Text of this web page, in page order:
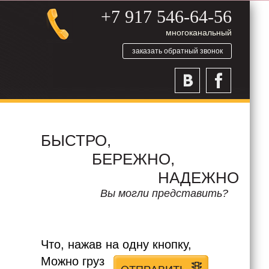
+7 917 546-64-56
многоканальный
заказать обратный звонок
БЫСТРО,
БЕРЕЖНО,
НАДЕЖНО
Вы могли представить?
Что, нажав на одну кнопку,
Можно груз